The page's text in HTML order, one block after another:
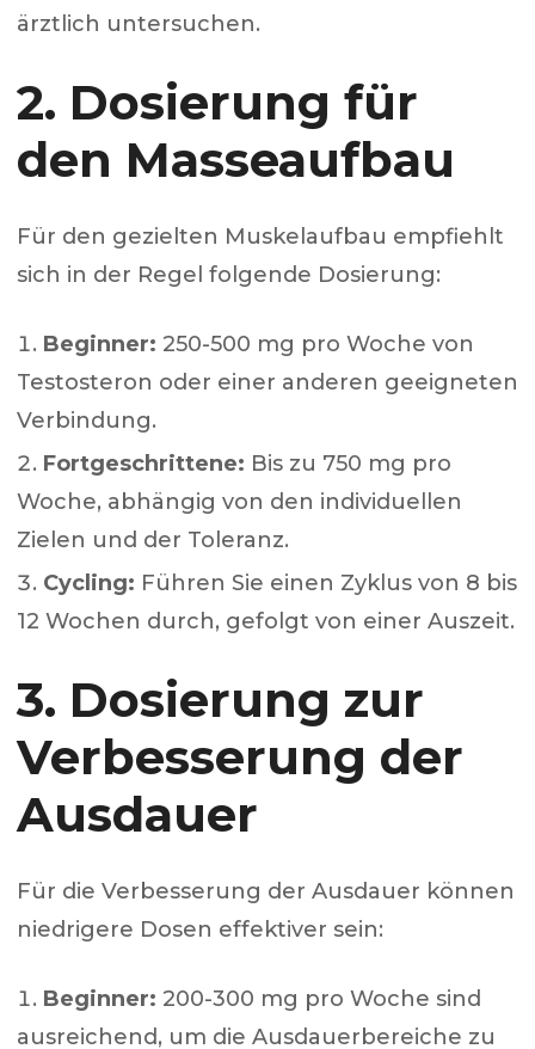
ärztlich untersuchen.
2. Dosierung für
den Masseaufbau
Für den gezielten Muskelaufbau empfiehlt
sich in der Regel folgende Dosierung:
Beginner: 250-500 mg pro Woche von
Testosteron oder einer anderen geeigneten
Verbindung.
Fortgeschrittene: Bis zu 750 mg pro
Woche, abhängig von den individuellen
Zielen und der Toleranz.
Cycling: Führen Sie einen Zyklus von 8 bis
12 Wochen durch, gefolgt von einer Auszeit.
3. Dosierung zur
Verbesserung der
Ausdauer
Für die Verbesserung der Ausdauer können
niedrigere Dosen effektiver sein:
Beginner: 200-300 mg pro Woche sind
ausreichend, um die Ausdauerbereiche zu